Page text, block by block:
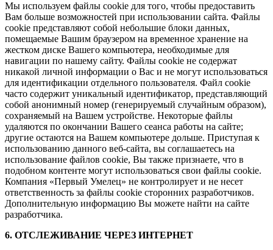
Мы используем файлы cookie для того, чтобы предоставить
Вам больше возможностей при использовании сайта. Файлы
cookie представляют собой небольшие блоки данных,
помещаемые Вашим браузером на временное хранение на
жестком диске Вашего компьютера, необходимые для
навигации по нашему сайту. Файлы cookie не содержат
никакой личной информации о Вас и не могут использоваться
для идентификации отдельного пользователя. Файл cookie
часто содержит уникальный идентификатор, представляющий
собой анонимный номер (генерируемый случайным образом),
сохраняемый на Вашем устройстве. Некоторые файлы
удаляются по окончании Вашего сеанса работы на сайте;
другие остаются на Вашем компьютере дольше. Приступая к
использованию данного веб-сайта, вы соглашаетесь на
использование файлов cookie, Вы также признаете, что в
подобном контенте могут использоваться свои файлы cookie.
Компания «Первый Умелец» не контролирует и не несет
ответственность за файлы cookie сторонних разработчиков.
Дополнительную информацию Вы можете найти на сайте
разработчика.
6. ОТСЛЕЖИВАНИЕ ЧЕРЕЗ ИНТЕРНЕТ